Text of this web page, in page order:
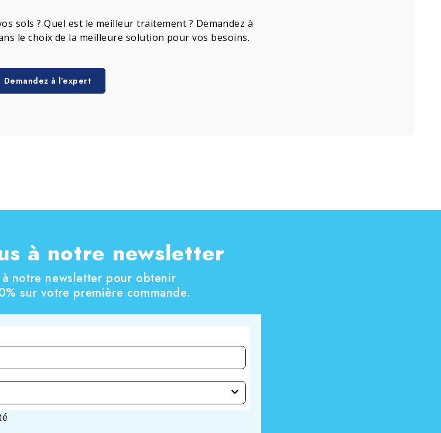
sols ? Quel est le meilleur traitement ? Demandez à
le choix de la meilleure solution pour vos besoins.
Demandez à l’expert
à notre newsletter
notre newsletter pour obtenir
sur votre première commande.